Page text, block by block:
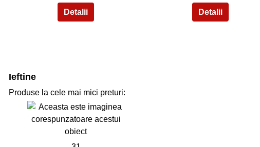
Ieftine
Produse la cele mai mici preturi: